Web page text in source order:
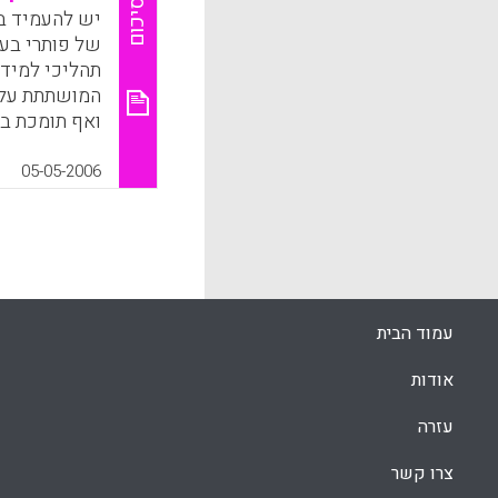
סיכום
יש להעמיד
של פותרי
תהליכי
המושתתת
ואף תומכת
צומחות
זה מכתיב
החינוכית
הספר.
שונה מזו
הפנים של
הפרט,
05-05-2006
עמוד הבית
אודות
עזרה
צרו קשר